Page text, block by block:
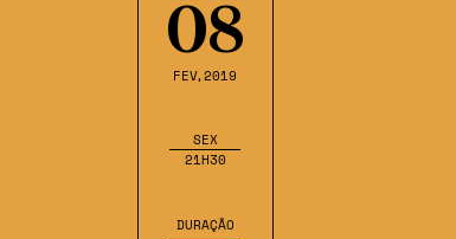
08
FEV,2019
SEX
21H30
DURAÇÃO